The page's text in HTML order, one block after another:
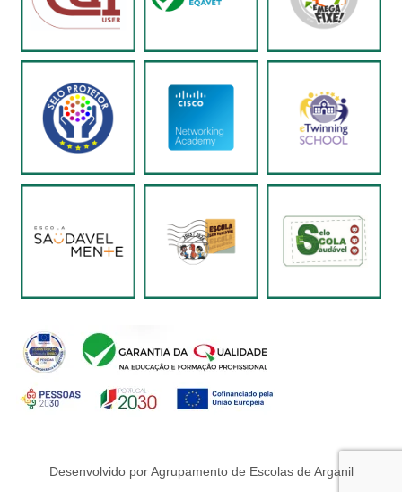
Desenvolvido por Agrupamento de Escolas de Arganil